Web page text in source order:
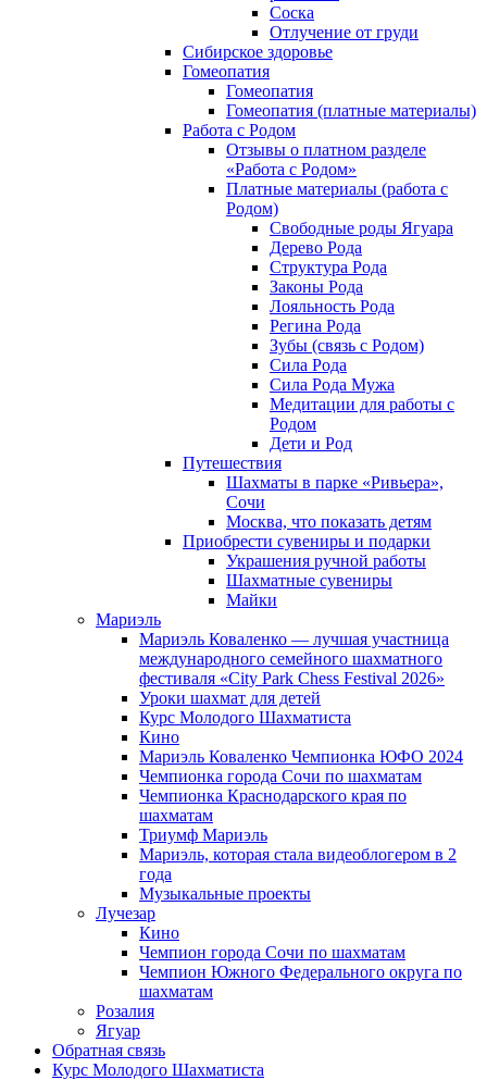
Соска
Отлучение от груди
Сибирское здоровье
Гомеопатия
Гомеопатия
Гомеопатия (платные материалы)
Работа с Родом
Отзывы о платном разделе
«Работа с Родом»
Платные материалы (работа с
Родом)
Свободные роды Ягуара
Дерево Рода
Структура Рода
Законы Рода
Лояльность Рода
Регина Рода
Зубы (связь с Родом)
Сила Рода
Сила Рода Мужа
Медитации для работы с
Родом
Дети и Род
Путешествия
Шахматы в парке «Ривьера»,
Сочи
Москва, что показать детям
Приобрести сувениры и подарки
Украшения ручной работы
Шахматные сувениры
Майки
Мариэль
Мариэль Коваленко — лучшая участница
международного семейного шахматного
фестиваля «City Park Chess Festival 2026»
Уроки шахмат для детей
Курс Молодого Шахматиста
Кино
Мариэль Коваленко Чемпионка ЮФО 2024
Чемпионка города Сочи по шахматам
Чемпионка Краснодарского края по
шахматам
Триумф Мариэль
Мариэль, которая стала видеоблогером в 2
года
Музыкальные проекты
Лучезар
Кино
Чемпион города Сочи по шахматам
Чемпион Южного Федерального округа по
шахматам
Розалия
Ягуар
Обратная связь
Курс Молодого Шахматиста